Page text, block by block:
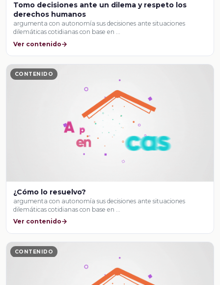
Tomo decisiones ante un dilema y respeto los
derechos humanos
argumenta con autonomía sus decisiones ante situaciones
dilemáticas cotidianas con base en …
Ver contenido
CONTENIDO
¿Cómo lo resuelvo?
argumenta con autonomía sus decisiones ante situaciones
dilemáticas cotidianas con base en …
Ver contenido
CONTENIDO